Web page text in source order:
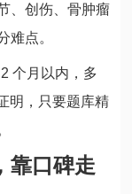
、创伤、骨肿瘤
难点。
个月以内，多
明，只要题库精
靠口碑走